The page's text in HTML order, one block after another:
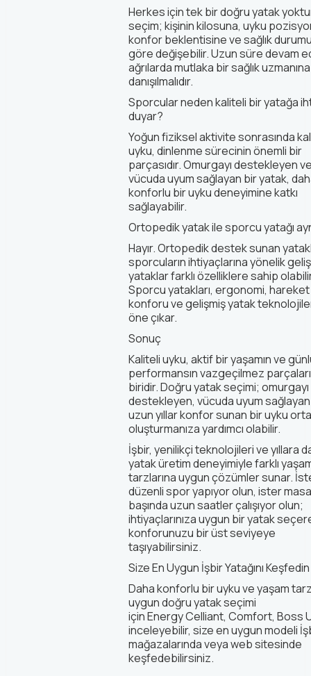
Herkes için tek bir doğru yatak
seçim; kişinin kilosuna, uyku
konfor beklentisine ve sağlık
göre değişebilir. Uzun süre devam
ağrılarda mutlaka bir sağlık uzmanına
danışılmalıdır.
Sporcular neden kaliteli bir yatağa
duyar?
Yoğun fiziksel aktivite sonrasında
uyku, dinlenme sürecinin önemli bir
parçasıdır. Omurgayı destekleyen
vücuda uyum sağlayan bir yatak,
konforlu bir uyku deneyimine katkı
sağlayabilir.
Ortopedik yatak ile sporcu yatağı
Hayır. Ortopedik destek sunan
sporcuların ihtiyaçlarına yönelik
yataklar farklı özelliklere sahip
Sporcu yatakları, ergonomi, hareket
konforu ve gelişmiş yatak
öne çıkar.
Sonuç
Kaliteli uyku, aktif bir yaşamın ve
performansın vazgeçilmez
biridir. Doğru yatak seçimi; omurgayı
destekleyen, vücuda uyum
uzun yıllar konfor sunan bir uyku
oluşturmanıza yardımcı olabilir.
İşbir, yenilikçi teknolojileri ve yıllara
yatak üretim deneyimiyle farklı
tarzlarına uygun çözümler sunar.
düzenli spor yapıyorolun, ister masa
başında uzun saatler çalışıyor olun;
ihtiyaçlarınıza uygun bir yatak
konforunuzu bir üst seviyeye
taşıyabilirsiniz.
Size En Uygun İşbir Yatağını Keşfedin
Daha konforlu bir uyku ve yaşam
uygun doğru yatak seçimi
içinEnergyCelliant, Comfort, Boss
inceleyebilir, size en uygun modeli
mağazalarında veya web sitesinde
keşfedebilirsiniz.